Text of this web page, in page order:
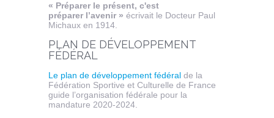
« Préparer le présent, c'est
préparer l’avenir » écrivait le Docteur Paul
Michaux en 1914.
PLAN DE DÉVELOPPEMENT
FÉDÉRAL
Le plan de développement fédéral de la
Fédération Sportive et Culturelle de France
guide l’organisation fédérale pour la
mandature 2020-2024.